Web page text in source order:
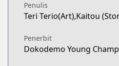
Penulis
Teri Terio(Art),Kaitou
Penerbit
Dokodemo Young